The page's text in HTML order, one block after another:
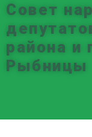
Совет
района и
Рыбницы